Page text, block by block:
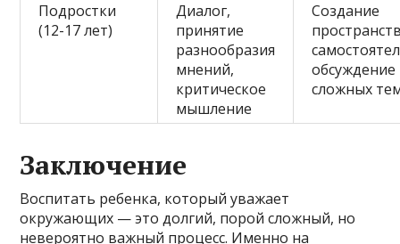
Подростки
(12-17 лет)
Диалог,
принятие
разнообразия
мнений,
критическое
мышление
Создание
обсуждение
сложных
Заключение
Воспитать ребенка, который уважает
окружающих — это долгий, порой сложный, но
невероятно важный процесс. Именно на